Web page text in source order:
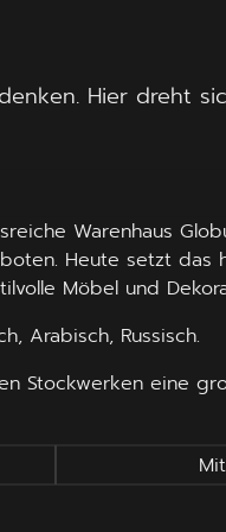
Hier dreht
Warenhaus
Heute setzt
Möbel und
Arabisch, Russisch.
Stockwerken eine